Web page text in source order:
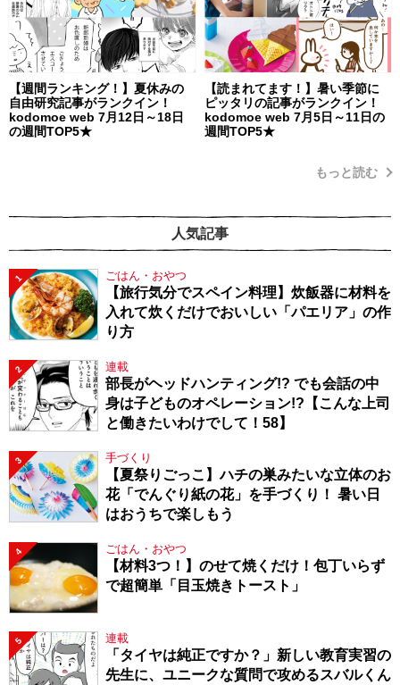
【週間ランキング！】夏休みの
自由研究記事がランクイン！
kodomoe web 7月12日～18日
の週間TOP5★
【読まれてます！】暑い季節に
ピッタリの記事がランクイン！
kodomoe web 7月5日～11日の
週間TOP5★
もっと読む
人気記事
1 ごはん・おやつ
【旅行気分でスペイン料理】炊飯器に材料を
入れて炊くだけでおいしい「パエリア」の作
り方
2 連載
部長がヘッドハンティング!? でも会話の中
身は子どものオペレーション!?【こんな上司
と働きたいわけでして！58】
3 手づくり
【夏祭りごっこ】ハチの巣みたいな立体のお
花「でんぐり紙の花」を手づくり！ 暑い日
はおうちで楽しもう
4 ごはん・おやつ
【材料3つ！】のせて焼くだけ！包丁いらず
で超簡単「目玉焼きトースト」
5 連載
「タイヤは純正ですか？」新しい教育実習の
先生に、ユニークな質問で攻めるスバルくん